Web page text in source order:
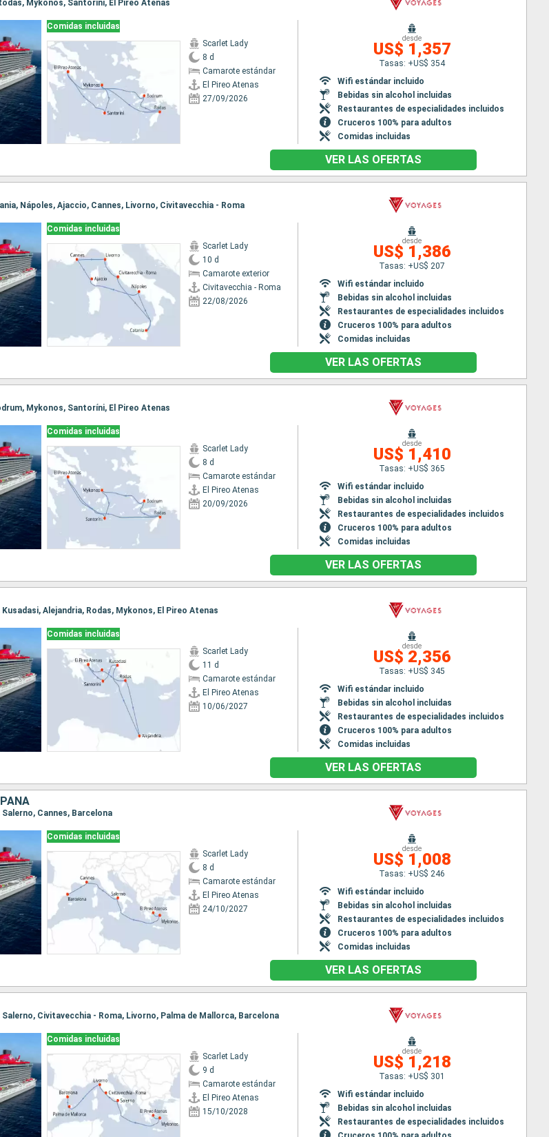
Mykonos, Santoríni, El Pireo Atenas
Comidas incluidas
Scarlet Lady
8 d
Camarote estándar
El Pireo Atenas
27/09/2026
desde
US$ 1,357
Tasas: +US$ 354
Wifi estándar incluido
Bebidas sin alcohol incluidas
Restaurantes de especialidades incluidos
Cruceros 100% para adultos
Comidas incluidas
VER LAS OFERTAS
Nápoles, Ajaccio, Cannes, Livorno, Civitavecchia - Roma
Comidas incluidas
Scarlet Lady
10 d
Camarote exterior
Civitavecchia - Roma
22/08/2026
desde
US$ 1,386
Tasas: +US$ 207
Wifi estándar incluido
Bebidas sin alcohol incluidas
Restaurantes de especialidades incluidos
Cruceros 100% para adultos
Comidas incluidas
VER LAS OFERTAS
Mykonos, Santoríni, El Pireo Atenas
Comidas incluidas
Scarlet Lady
8 d
Camarote estándar
El Pireo Atenas
20/09/2026
desde
US$ 1,410
Tasas: +US$ 365
Wifi estándar incluido
Bebidas sin alcohol incluidas
Restaurantes de especialidades incluidos
Cruceros 100% para adultos
Comidas incluidas
VER LAS OFERTAS
Alejandria, Rodas, Mykonos, El Pireo Atenas
Comidas incluidas
Scarlet Lady
11 d
Camarote estándar
El Pireo Atenas
10/06/2027
desde
US$ 2,356
Tasas: +US$ 345
Wifi estándar incluido
Bebidas sin alcohol incluidas
Restaurantes de especialidades incluidos
Cruceros 100% para adultos
Comidas incluidas
VER LAS OFERTAS
Cannes, Barcelona
Comidas incluidas
Scarlet Lady
8 d
Camarote estándar
El Pireo Atenas
24/10/2027
desde
US$ 1,008
Tasas: +US$ 246
Wifi estándar incluido
Bebidas sin alcohol incluidas
Restaurantes de especialidades incluidos
Cruceros 100% para adultos
Comidas incluidas
VER LAS OFERTAS
Civitavecchia - Roma, Livorno, Palma de Mallorca, Barcelona
Comidas incluidas
Scarlet Lady
9 d
Camarote estándar
El Pireo Atenas
15/10/2028
desde
US$ 1,218
Tasas: +US$ 301
Wifi estándar incluido
Bebidas sin alcohol incluidas
Restaurantes de especialidades incluidos